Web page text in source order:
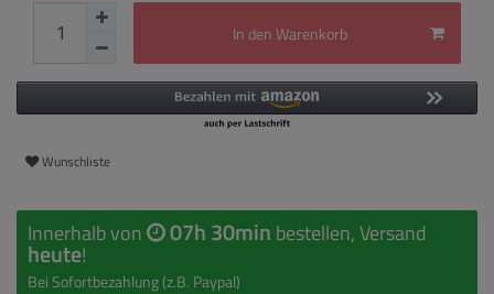
In den Warenkorb
Wunschliste
Innerhalb von 07h 30min bestellen, Versand
heute!
Bei Sofortbezahlung (z.B. Paypal)